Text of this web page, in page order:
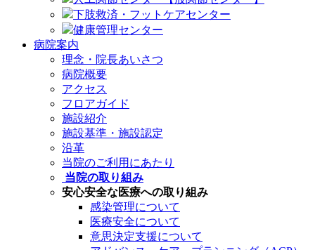
下肢救済・フットケアセンター
健康管理センター
病院案内
理念・院長あいさつ
病院概要
アクセス
フロアガイド
施設紹介
施設基準・施設認定
沿革
当院のご利用にあたり
当院の取り組み
安心安全な医療への取り組み
感染管理について
医療安全について
意思決定支援について